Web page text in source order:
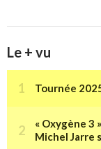
Le + vu